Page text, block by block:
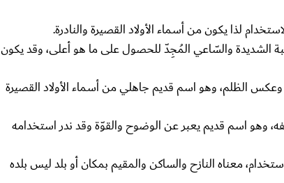
لذا يكون من أسماء الأولاد القصيرة والنادرة.
الشديدة والسّاعي المُجِدّ للحصول على ما هو أعلى، وقد يكون
الظلم، وهو اسم قديم جاهلي من أسماء الأولاد القصيرة
وهو اسم قديم يعبر عن الوضوح والقوّة وقد ندر استخدامه
معناه النازح والساكن والمقيم بمكان أو بلد ليس بلده